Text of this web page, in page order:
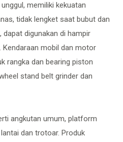
memiliki kekuatan
tidak lengket saat bubut dan
dapat digunakan di hampir
mobil dan motor
rangka dan bearing piston
stand belt grinder dan
angkutan umum, platform
dan trotoar. Produk